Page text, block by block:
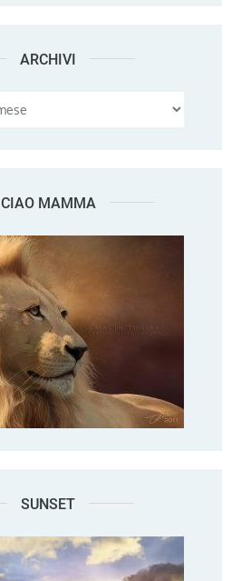
ARCHIVI Archivi
CIAO MAMMA
SUNSET